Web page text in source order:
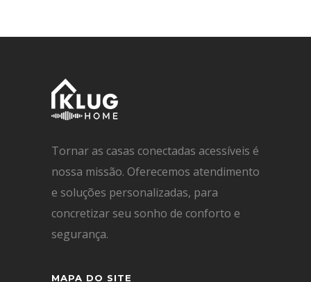
Tornar as casas conectadas acessíveis é
nossa missão. Oferecemos atendimento
e soluções personalizadas, para
concretizar seu sonho de conforto e
segurança.
MAPA DO SITE